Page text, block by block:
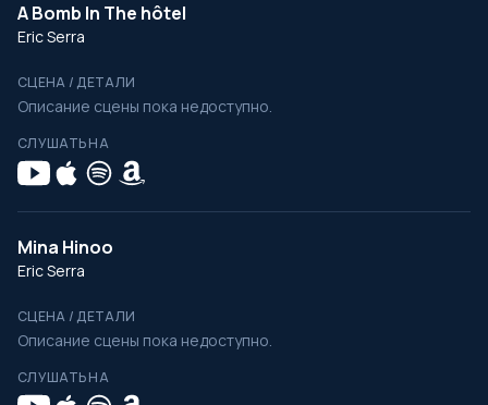
A Bomb In The hôtel
Eric Serra
СЦЕНА / ДЕТАЛИ
Описание сцены пока недоступно.
СЛУШАТЬ НА
Mina Hinoo
Eric Serra
СЦЕНА / ДЕТАЛИ
Описание сцены пока недоступно.
СЛУШАТЬ НА